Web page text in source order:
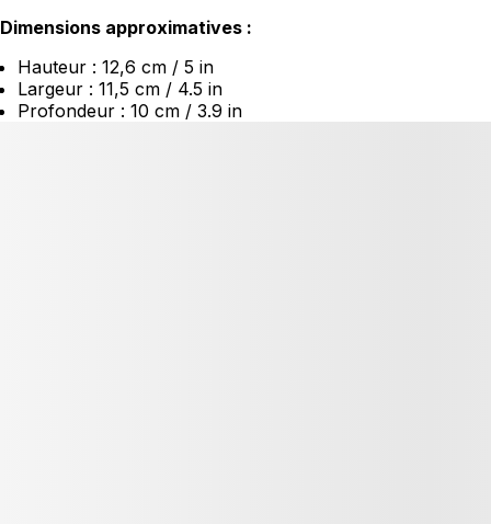
Dimensions approximatives :
Hauteur : 12,6 cm / 5 in
Largeur : 11,5 cm / 4.5 in
Profondeur : 10 cm / 3.9 in